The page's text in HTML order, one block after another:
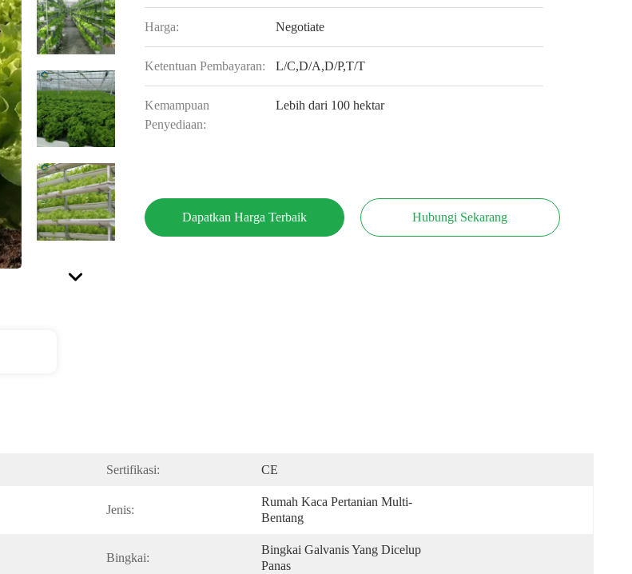
Harga: Negotiate
Ketentuan Pembayaran: L/C,D/A,D/P,T/T
Kemampuan
Penyediaan:
Lebih dari 100 hektar
Dapatkan Harga Terbaik Hubungi Sekarang
Sertifikasi: CE
Jenis:
Rumah Kaca Pertanian Multi-
Bentang
Bingkai:
Bingkai Galvanis Yang Dicelup
Panas